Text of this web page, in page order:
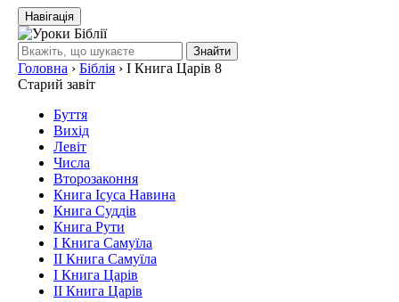
Навігація
Знайти
Головна › Біблія › І Книга Царів 8
Старий завіт
Буття
Вихід
Левіт
Числа
Второзаконня
Книга Ісуса Навина
Книга Суддів
Книга Рути
І Книга Самуїла
ІІ Книга Самуїла
І Книга Царів
ІІ Книга Царів